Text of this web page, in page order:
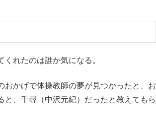
れたのは誰か気になる。
かげで体操教師の夢が見つかったと、お
、千尋（中沢元紀）だったと教えてもら